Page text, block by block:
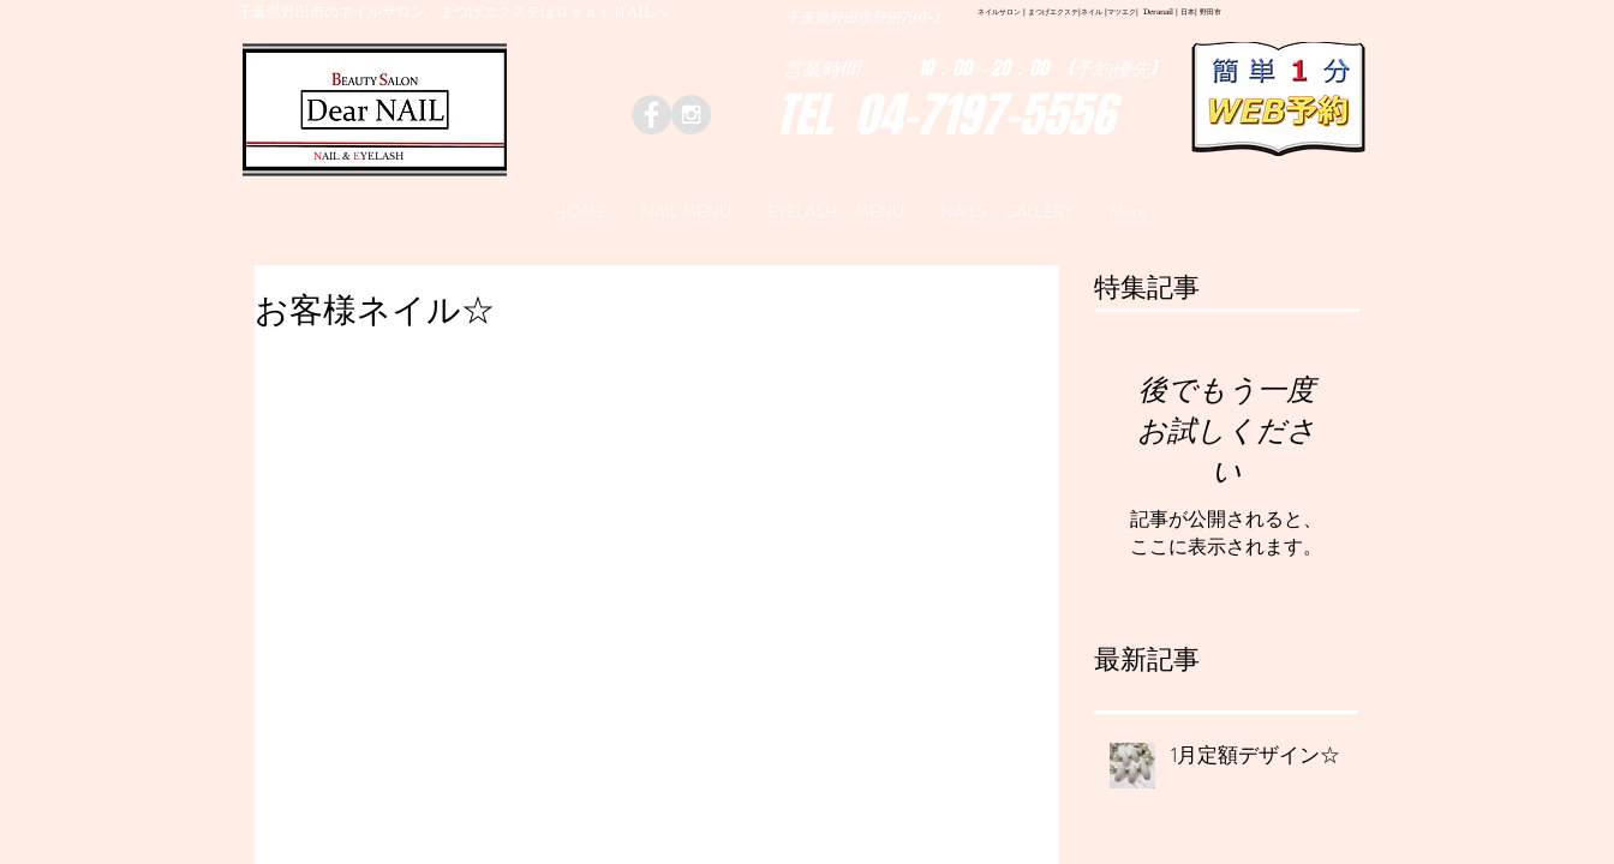
千葉県野田市のネイルサロン、まつげエクステはＤｅａｒＮAILへ ネイルサロン | まつげエクステ|ネイル |マツエク| Deranail | 日本| 野田市
千葉県野田市野田790-1
​NAIL & EYELASH
TEL 04-7197-5556
営業時間 10：00～20：00 (予約優先)
お客様ネイル☆
特集記事
後でもう一度
お試しくださ
い
記事が公開されると、
ここに表示されます。
最新記事
1月定額デザイン☆